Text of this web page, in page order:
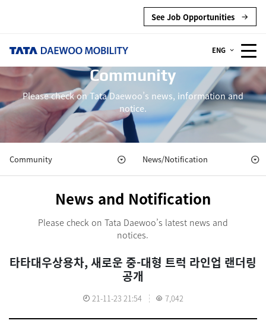
See Job Opportunities
ENG
Community
Please check on Tata Daewoo’s news, information and
notice.
Community News/Notification
News and Notification
Please check on Tata Daewoo’s latest news and
notices.
타타대우상용차, 새로운 중-대형 트럭 라인업 랜더링
공개
21-11-23 21:54 7,042